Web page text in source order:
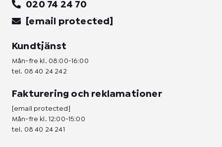
020 74 24 70
[email protected]
Kundtjänst
Mån-fre kl. 08:00-16:00
tel. 08 40 24 242
Fakturering och reklamationer
[email protected]
Mån-fre kl. 12:00-15:00
tel. 08 40 24 241